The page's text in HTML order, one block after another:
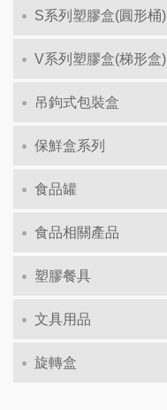
S系列塑膠盒(圓形桶)
V系列塑膠盒(梯形盒)
吊鉤式包裝盒
保鮮盒系列
食品罐
食品相關產品
塑膠餐具
文具用品
旋轉盒